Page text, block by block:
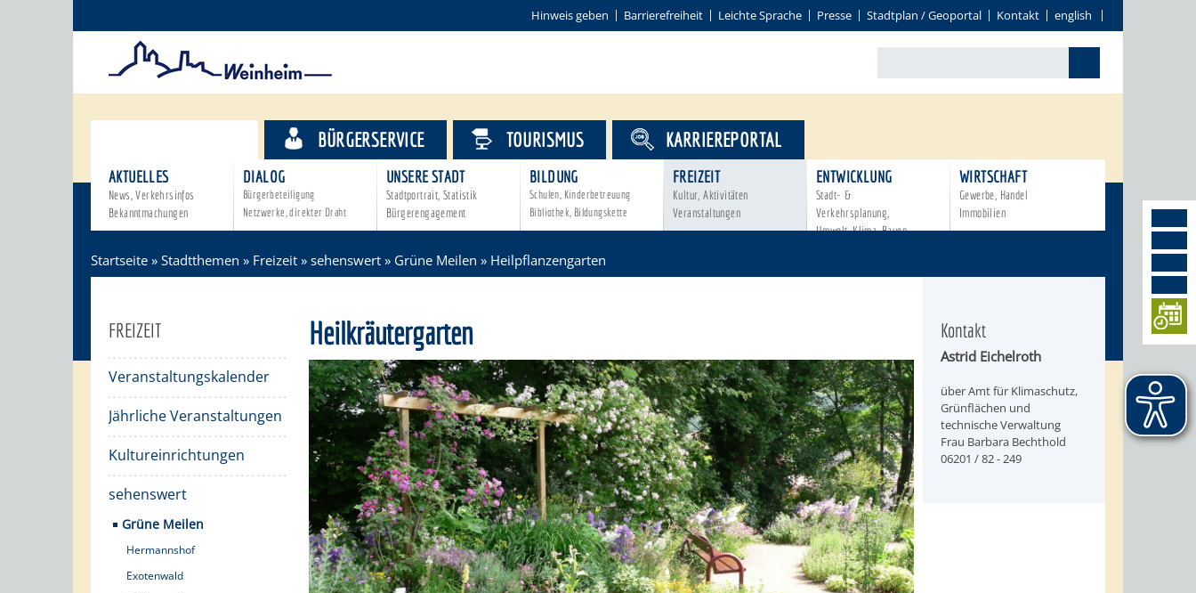
Hinweis geben Barrierefreiheit Leichte Sprache Presse Stadtplan / Geoportal Kontakt english
AKTUELLES
News, Verkehrsinfos
Bekanntmachungen
DIALOG
Bürgerbeteiligung
Netzwerke, direkter Draht
UNSERE STADT
Stadtportrait, Statistik
Bürgerengagement
BILDUNG
Schulen, Kinderbetreuung
Bibliothek, Bildungskette
FREIZEIT
Kultur, Aktivitäten
Veranstaltungen
ENTWICKLUNG
Stadt- &
Verkehrsplanung,
Umwelt, Klima, Bauen
WIRTSCHAFT
Gewerbe, Handel
Immobilien
BÜRGERSERVICE TOURISMUS KARRIEREPORTAL
Startseite » Stadtthemen » Freizeit » sehenswert » Grüne Meilen » Heilpflanzengarten
FREIZEIT
Veranstaltungskalender
Jährliche Veranstaltungen
Kultureinrichtungen
sehenswert
Grüne Meilen
Hermannshof
Exotenwald
Heilkräutergarten Kontakt
Astrid Eichelroth
über Amt für Klimaschutz,
Grünflächen und
technische Verwaltung
Frau Barbara Bechthold
06201 / 82 - 249